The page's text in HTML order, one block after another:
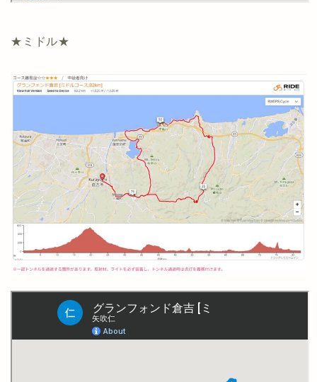
★ミドル★